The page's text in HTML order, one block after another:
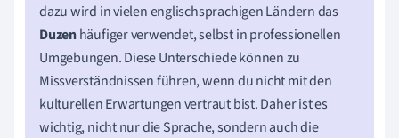
dazu wird in vielen englischsprachigen Ländern das
Duzenhäufiger verwendet, selbst in professionellen
Umgebungen. Diese Unterschiede können zu
Missverständnissen führen, wenn du nicht mit den
kulturellen Erwartungen vertraut bist. Daher ist es
wichtig, nicht nur die Sprache, sondern auch die